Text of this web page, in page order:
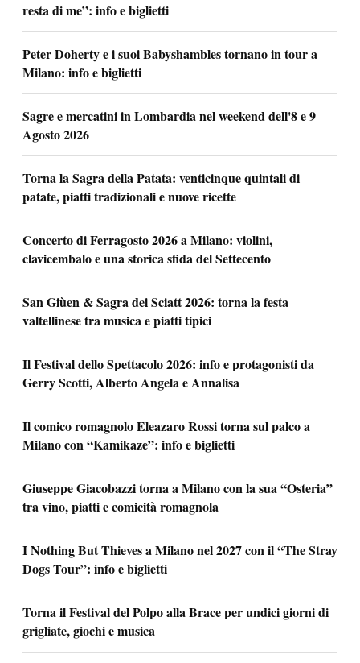
resta di me”: info e biglietti
Peter Doherty e i suoi Babyshambles tornano in tour a
Milano: info e biglietti
Sagre e mercatini in Lombardia nel weekend dell'8 e 9
Agosto 2026
Torna la Sagra della Patata: venticinque quintali di
patate, piatti tradizionali e nuove ricette
Concerto di Ferragosto 2026 a Milano: violini,
clavicembalo e una storica sfida del Settecento
San Giùen & Sagra dei Sciatt 2026: torna la festa
valtellinese tra musica e piatti tipici
Il Festival dello Spettacolo 2026: info e protagonisti da
Gerry Scotti, Alberto Angela e Annalisa
Il comico romagnolo Eleazaro Rossi torna sul palco a
Milano con “Kamikaze”: info e biglietti
Giuseppe Giacobazzi torna a Milano con la sua “Osteria”
tra vino, piatti e comicità romagnola
I Nothing But Thieves a Milano nel 2027 con il “The Stray
Dogs Tour”: info e biglietti
Torna il Festival del Polpo alla Brace per undici giorni di
grigliate, giochi e musica